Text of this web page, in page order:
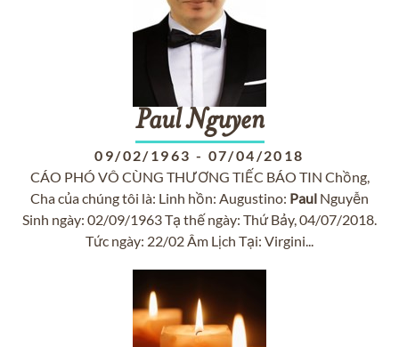
PaulNguyen
09/02/1963 - 07/04/2018
CÁO PHÓ VÔ CÙNG THƯƠNG TIẾC BÁO TIN Chồng,
Cha của chúng tôi là: Linh hồn: Augustino: Paul Nguyễn
Sinh ngày: 02/09/1963 Tạ thế ngày: Thứ Bảy, 04/07/2018.
Tức ngày: 22/02 Âm Lịch Tại: Virgini...